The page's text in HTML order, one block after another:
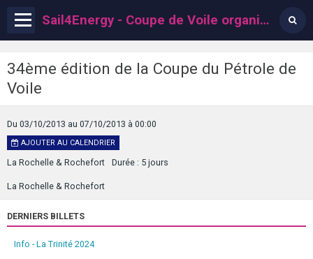
Sail4Energy - Coupe de Voile organisée par l'ACPV
34ème édition de la Coupe du Pétrole de
Voile
Du 03/10/2013 au 07/10/2013 à 00:00
AJOUTER AU CALENDRIER
La Rochelle & Rochefort Durée : 5 jours
La Rochelle & Rochefort
DERNIERS BILLETS
Info - La Trinité 2024